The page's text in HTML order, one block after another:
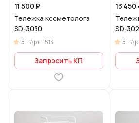
11 500 ₽
Тележка косметолога
SD-3030
5 Арт.1513
Запросить КП
13 450
SD-
5